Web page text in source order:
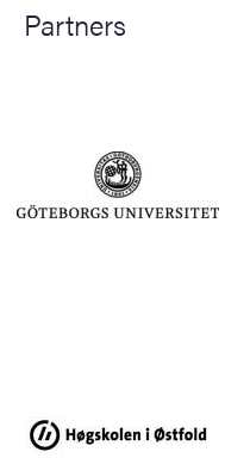
Partners